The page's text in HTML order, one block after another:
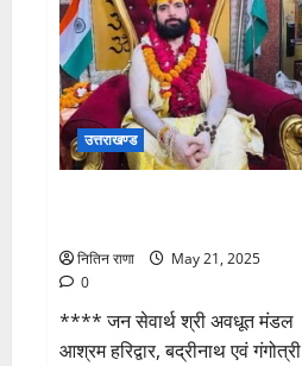
से
पूछा
आपका
काम
हुआ
कि
नहीं?
उत्तराखण्ड
नितिन राणा
May 21, 2025
0
**** जन सेवार्थ श्री अवधूत मंडल
आश्रम हरिद्वार, बद्रीनाथ एवं गंगोत्री